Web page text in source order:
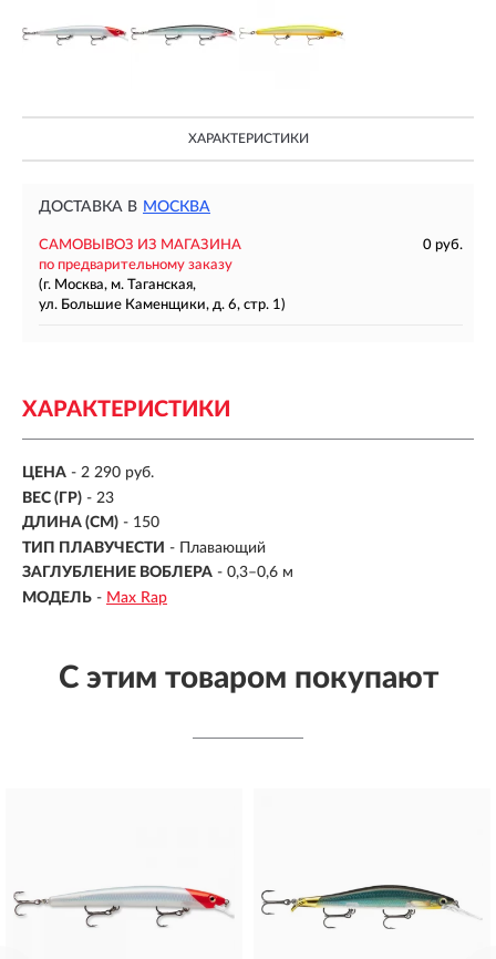
ХАРАКТЕРИСТИКИ
ДОСТАВКА В МОСКВА
САМОВЫВОЗ ИЗ МАГАЗИНА
0 руб.
по предварительному заказу
(г. Москва, м. Таганская,
ул. Большие Каменщики, д. 6, стр. 1)
ХАРАКТЕРИСТИКИ
ЦЕНА - 2 290 руб.
ВЕС (ГР) - 23
ДЛИНА (СМ) - 150
ТИП ПЛАВУЧЕСТИ - Плавающий
ЗАГЛУБЛЕНИЕ ВОБЛЕРА - 0,3–0,6 м
МОДЕЛЬ - Max Rap
С этим товаром покупают